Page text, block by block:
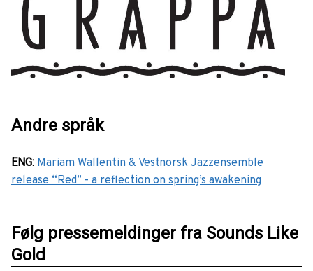
Andre språk
ENG: Mariam Wallentin & Vestnorsk Jazzensemble
release “Red” - a reflection on spring’s awakening
Følg pressemeldinger fra Sounds Like
Gold